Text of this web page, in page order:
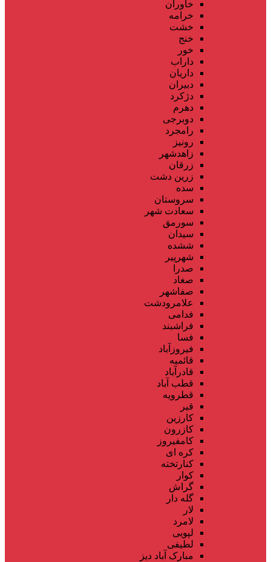
خاوران
خرامه
خشت
خنج
خور
داراب
داریان
دبیران
دژکرد
دهرم
دوبرجی
رامجرد
رونیز
زاهدشهر
زرقان
زرین دشت
سده
سروستان
سعادت شهر
سورمق
سیدان
ششده
شهرپیر
صدرا
صغاد
صفاشهر
علامرودشت
فدامی
فراشبند
فسا
فیروزآباد
قائمیه
قادرآباد
قطب آباد
قطرویه
قیر
کارزین
کازرون
کامفیروز
کره ای
کنارتخته
کوار
گراش
گله دار
لار
لامرد
لپویی
لطیفی
مبارک آباد دیز